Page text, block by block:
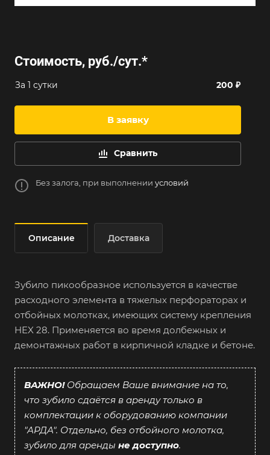
Стоимость, руб./сут.*
За 1 сутки 200 ₽
В заявку
Сравнить
Без залога, при выполнении условий
Описание Доставка
Зубило пикообразное используется в качестве
расходного элемента в тяжелых перфораторах и
отбойных молотках, имеющих систему крепления
HEX 28. Применяется во время долбежных и
демонтажных работ в кирпичной кладке и бетоне.
ВАЖНО!Обращаем Ваше внимание на то,
что зубило сдаётся в аренду только в
комплектации к оборудованию компании
"АРДА". Отдельно, без отбойного молотка,
зубило для аренды не доступно.